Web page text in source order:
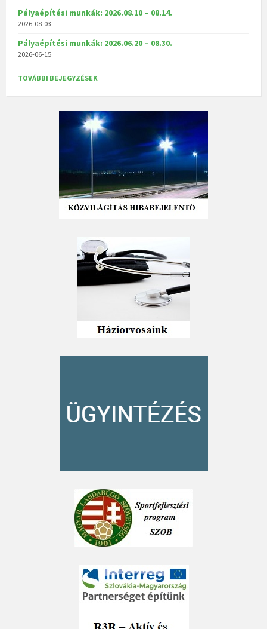
Pályaépítési munkák: 2026.08.10 – 08.14.
2026-08-03
Pályaépítési munkák: 2026.06.20 – 08.30.
2026-06-15
TOVÁBBI BEJEGYZÉSEK